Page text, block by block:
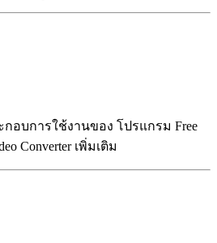
กอบการใช้งานของ โปรแกรม Free
Converter เพิ่มเติม